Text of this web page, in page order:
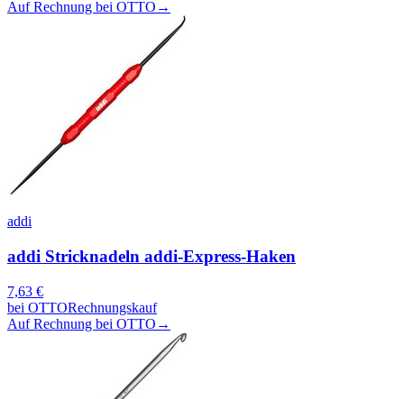
Auf Rechnung bei OTTO →
addi
addi Stricknadeln addi-Express-Haken
7,63 €
bei OTTORechnungskauf
Auf Rechnung bei OTTO →